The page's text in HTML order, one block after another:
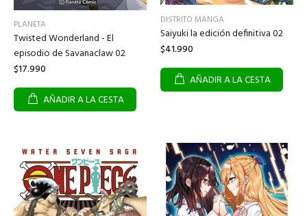
PLANETA
Twisted Wonderland - El
episodio de Savanaclaw 02
$17.990
AÑADIR A LA CESTA
DISTRITO MANGA
Saiyuki la edición definitiva 02
$41.990
AÑADIR A LA CESTA